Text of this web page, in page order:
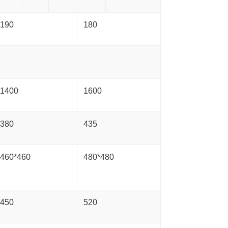
190 180
1400 1600
380 435
460*460 480*480
450 520